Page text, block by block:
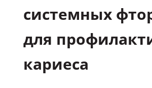
Научные статьи
системных
для
кариеса